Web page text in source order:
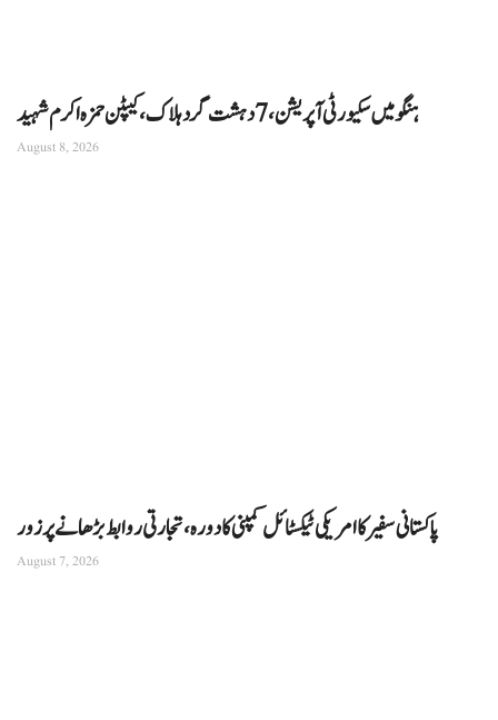
ہنگو میں سکیورٹی آپریشن، 7 دہشت گرد ہلاک، کیپٹن حمزہ اکرم شہید
August 8, 2026
پاکستانی سفیر کا امریکی ٹیکسٹائل کمپنی کا دورہ، تجارتی روابط بڑھانے پر زور
August 7, 2026